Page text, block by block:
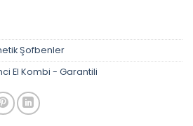
Şofbenler
El Kombi - Garantili